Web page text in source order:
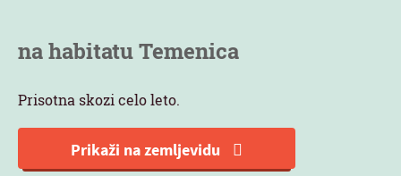
na habitatu Temenica
Prisotna skozi celo leto.
Prikaži na zemljevidu